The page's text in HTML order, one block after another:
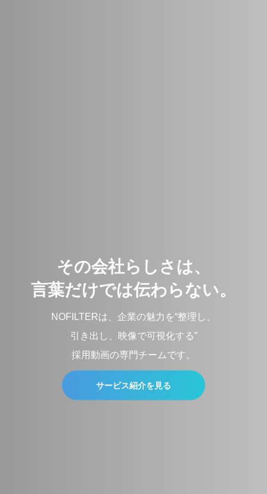
その会社らしさは、
言葉だけでは伝わらない。
NOFILTERは、企業の魅力を“整理し、
引き出し、映像で可視化する”
採用動画の専門チームです。
サービス紹介を見る